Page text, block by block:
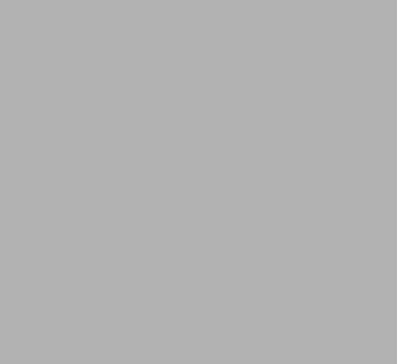
τη συγκεκριμένη κατηγορία cookies, δεν θα
να ενημερωνόμαστε για την επισκεψιμότητα του
Αν δεν επιτρέψετε την αποδοχή αυτής της κατηγορίας
με το ενδεχόμενο σε αυτήν την περίπτωση ορισμένα